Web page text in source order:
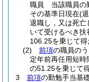
職員 当該職員の
その基準日現在(
退職し，又は死亡
いて受けるべき
106.25を乗じて
(2)
前項の職員の
定年前再任用短
の51.25を乗じて
3
前項の勤勉手当基